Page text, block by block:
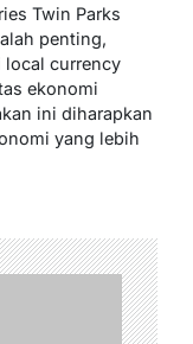
Twin Parks
penting,
currency
ekonomi
ini diharapkan
yang lebih